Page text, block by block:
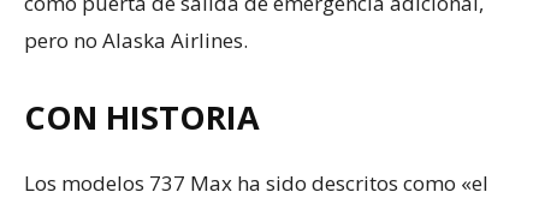
pero no Alaska Airlines.
CON HISTORIA
Los modelos 737 Max ha sido descritos como «el